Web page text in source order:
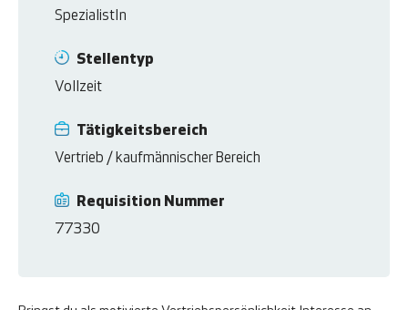
Requisition Nummer
77330
SpezialistIn
Stellentyp
Vollzeit
Tätigkeitsbereich
Vertrieb / kaufmännischer Bereich